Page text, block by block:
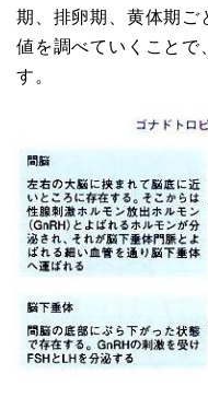
期、排卵期、黄体期ご
値を調べていくことで
す。